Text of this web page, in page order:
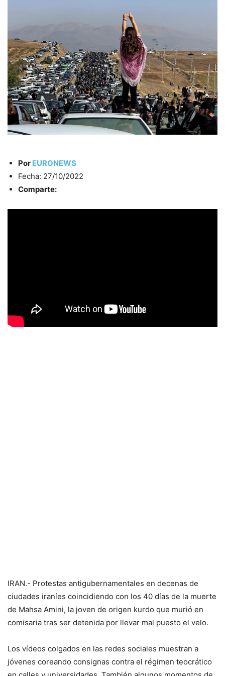
Por EURONEWS
Fecha: 27/10/2022
Comparte:
IRAN.- Protestas antigubernamentales en decenas de
ciudades iraníes coincidiendo con los 40 días de la muerte
de Mahsa Amini, la joven de origen kurdo que murió en
comisaria tras ser detenida por llevar mal puesto el velo.
Los vídeos colgados en las redes sociales muestran a
jóvenes coreando consignas contra el régimen teocrático